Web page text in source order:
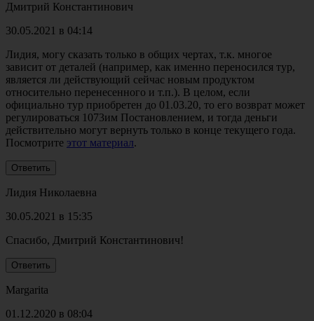
Дмитрий Константинович
30.05.2021 в 04:14
Лидия, могу сказать только в общих чертах, т.к. многое
зависит от деталей (например, как именно переносился тур,
является ли действующий сейчас новым продуктом
относительно перенесенного и т.п.). В целом, если
официально тур приобретен до 01.03.20, то его возврат может
регулироваться 1073им Постановлением, и тогда деньги
действительно могут вернуть только в конце текущего года.
Посмотрите этот материал.
Лидия Николаевна
30.05.2021 в 15:35
Спасибо, Дмитрий Константинович!
Margarita
01.12.2020 в 08:04